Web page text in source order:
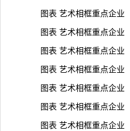
图表 艺术相框重点企业
图表 艺术相框重点企业
图表 艺术相框重点企业
图表 艺术相框重点企业
图表 艺术相框重点企业
图表 艺术相框重点企业
图表 艺术相框重点企业